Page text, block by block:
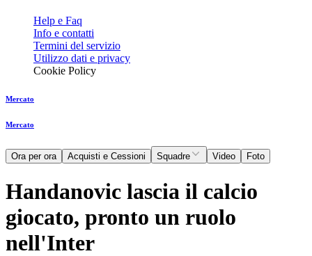
Help e Faq
Info e contatti
Termini del servizio
Utilizzo dati e privacy
Cookie Policy
Mercato
Mercato
Ora per ora Acquisti e Cessioni Squadre Video Foto
Handanovic lascia il calcio
giocato, pronto un ruolo
nell'Inter